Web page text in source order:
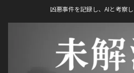
凶悪事件を記録し、AIと考察